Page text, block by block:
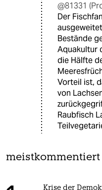
@81331
Der
Bestände
Aquakultur
die Hälfte
Vorteil ist,
von
Raubfisch
meistkommentiert
Krise der